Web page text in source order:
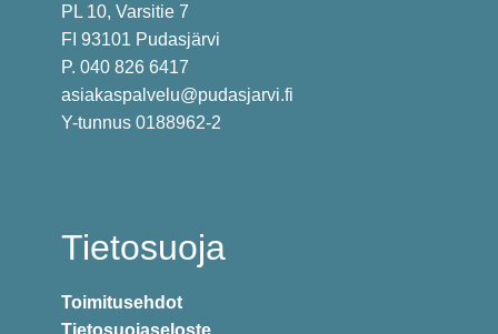
PL 10, Varsitie 7
FI 93101 Pudasjärvi
P. 040 826 6417
asiakaspalvelu@pudasjarvi.fi
Y-tunnus 0188962-2
Tietosuoja
Toimitusehdot
Tietosuojaseloste